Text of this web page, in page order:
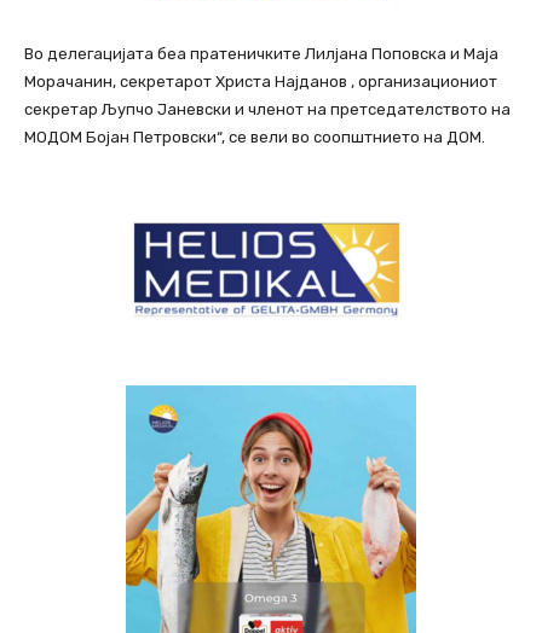
Во делегацијата беа пратеничките Лилјана Поповска и Маја
Морачанин, секретарот Христа Најданов , организациониот
секретар Љупчо Јаневски и членот на претседателството на
МОДОМ Бојан Петровски“, се вели во соопштнието на ДОМ.